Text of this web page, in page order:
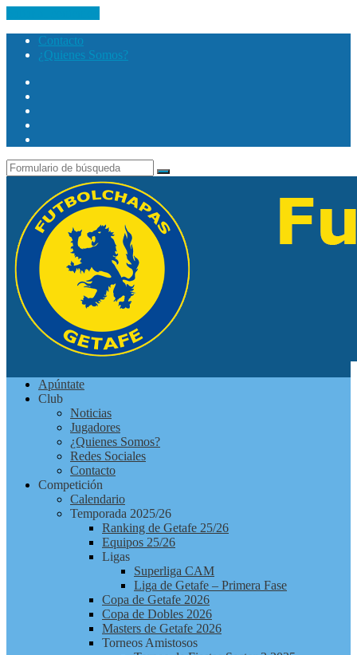
Contacto
¿Quienes Somos?
Buscar
GetafeApúntate
Club
Noticias
Jugadores
¿Quienes Somos?
Redes Sociales
Contacto
Competición
Calendario
Temporada 2025/26
Ranking de Getafe 25/26
Equipos 25/26
Ligas
Superliga CAM
Liga de Getafe – Primera Fase
Copa de Getafe 2026
Copa de Dobles 2026
Masters de Getafe 2026
Torneos Amistosos